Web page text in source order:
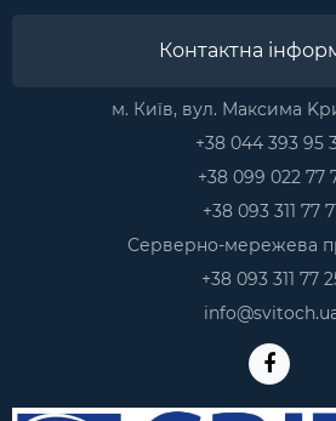
Контактна
м. Київ, вул. Максима
+38 044 393 95
+38 099 022 77
+38 093 311 77
Серверно-мережева
+38 093 311 77